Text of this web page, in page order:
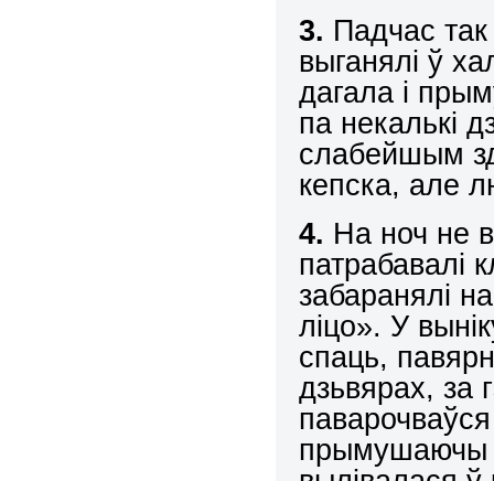
3. Падчас так
выганялі ў
дагала і
па некалькі
слабейшым
кепска, але
4. На ноч не
патрабавалі
забаранялі
ліцо». У
спаць,
дзьвярах, за
паварочваўся
прымушаючы